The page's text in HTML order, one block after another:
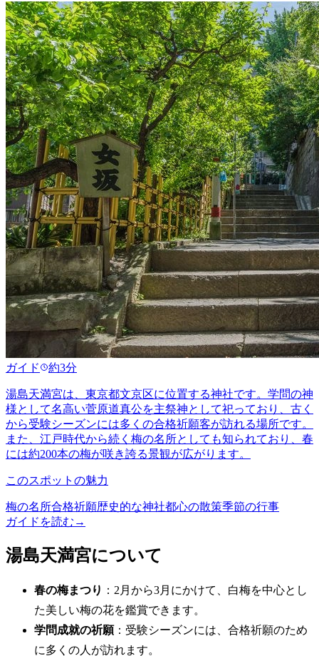
ガイド 約3分
湯島天満宮は、東京都文京区に位置する神社です。学問の神
様として名高い菅原道真公を主祭神として祀っており、古く
から受験シーズンには多くの合格祈願客が訪れる場所です。
また、江戸時代から続く梅の名所としても知られており、春
には約200本の梅が咲き誇る景観が広がります。
このスポットの魅力
梅の名所合格祈願歴史的な神社都心の散策季節の行事
ガイドを読む →
湯島天満宮について
春の梅まつり ：2月から3月にかけて、白梅を中心とし
た美しい梅の花を鑑賞できます。
学問成就の祈願：受験シーズンには、合格祈願のため
に多くの人が訪れます。